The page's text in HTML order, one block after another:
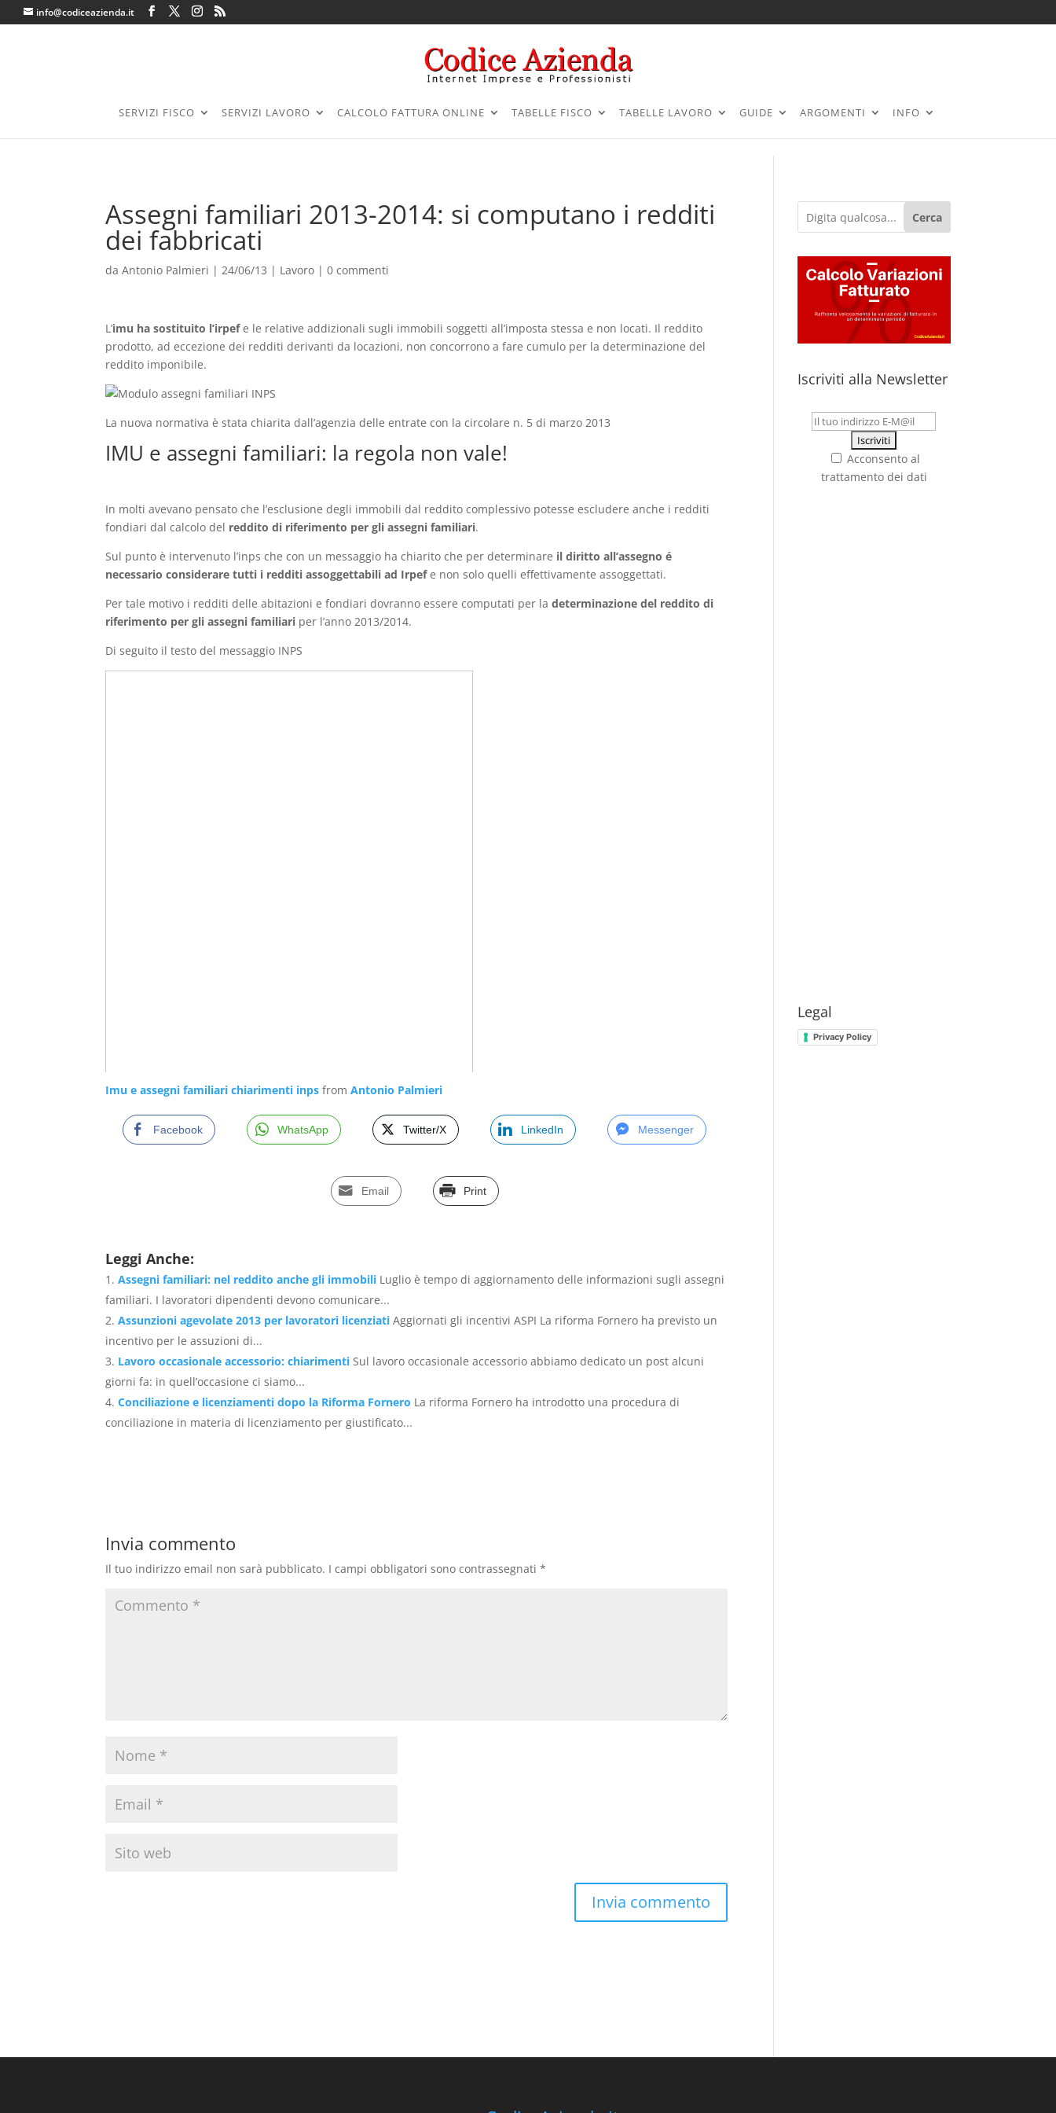
info@codiceazienda.it
SERVIZI FISCO SERVIZI LAVORO CALCOLO FATTURA ONLINE TABELLE FISCO TABELLE LAVORO GUIDE ARGOMENTI INFO
Assegni familiari 2013-2014: si computano i redditi
dei fabbricati
daAntonio Palmieri |24/06/13 | Lavoro |0 commenti
L’imu ha sostituito l’irpefe le relative addizionali sugli immobili soggetti all’imposta stessa e non locati. Il reddito
prodotto, ad eccezione dei redditi derivanti da locazioni, non concorrono a fare cumulo per la determinazione del
reddito imponibile.
La nuova normativa è stata chiarita dall’agenzia delle entrate con la circolare n. 5 di marzo 2013
IMU e assegni familiari: la regola non vale!
In molti avevano pensato che l’esclusione degli immobili dal reddito complessivo potesse escludere anche i redditi
fondiari dal calcolo del reddito di riferimento per gli assegni familiari.
Sul punto è intervenuto l’inps che con un messaggio ha chiarito che per determinare il diritto all’assegno é
necessario considerare tutti i redditi assoggettabili ad Irpefe non solo quelli effettivamente assoggettati.
Per tale motivo i redditi delle abitazioni e fondiari dovranno essere computati per ladeterminazione del reddito di
riferimento per gli assegni familiari per l’anno 2013/2014.
Di seguito il testo del messaggio INPS
Imu e assegni familiari chiarimenti inps fromAntonio Palmieri
Facebook WhatsApp Twitter/X LinkedIn Messenger
Email Print
Leggi Anche:
Assegni familiari: nel reddito anche gli immobili Luglio è tempo di aggiornamento delle informazioni sugli assegni
familiari. I lavoratori dipendenti devono comunicare...
Assunzioni agevolate 2013 per lavoratori licenziati Aggiornati gli incentivi ASPI La riforma Fornero ha previsto un
incentivo per le assuzioni di...
Lavoro occasionale accessorio: chiarimenti Sul lavoro occasionale accessorio abbiamo dedicato un post alcuni
giorni fa: in quell’occasione ci siamo...
Conciliazione e licenziamenti dopo la Riforma Fornero La riforma Fornero ha introdotto una procedura di
conciliazione in materia di licenziamento per giustificato...
Invia commento
Il tuo indirizzo email non sarà pubblicato. I campi obbligatori sono contrassegnati*
Cerca
Iscriviti alla Newsletter
Acconsento al
trattamento dei dati
Legal
Privacy Policy